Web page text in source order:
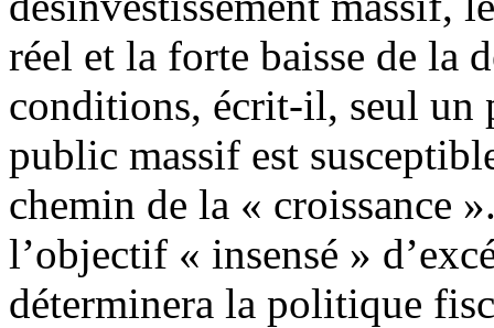
réel et la forte baisse de la
conditions, écrit-il, seul un
public massif est
chemin de la « croissance
l’objectif « insensé »
déterminera la politique